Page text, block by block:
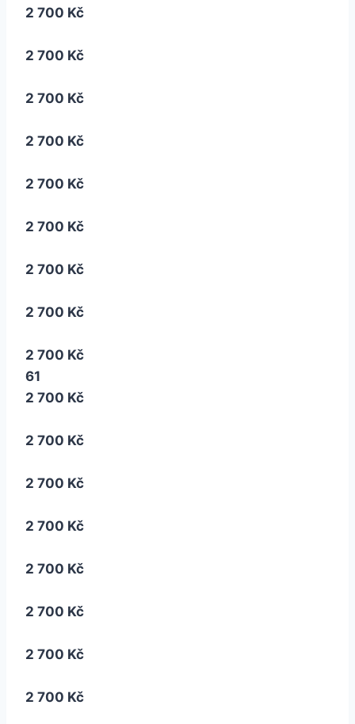
2 700 Kč
2 700 Kč
2 700 Kč
2 700 Kč
2 700 Kč
2 700 Kč
2 700 Kč
2 700 Kč
2 700 Kč
61
2 700 Kč
2 700 Kč
2 700 Kč
2 700 Kč
2 700 Kč
2 700 Kč
2 700 Kč
2 700 Kč